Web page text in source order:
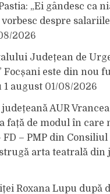
„Ei gândesc ca
despre salariile
2026
Județean de
Focșani este din nou
1 august 01/08/2026
AUR
față de modul în care
FD – PMP din
arta teatrală din
Roxana Lupu după